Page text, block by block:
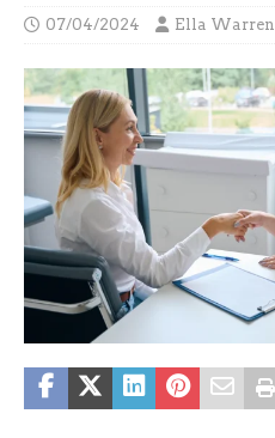
07/04/2024 Ella Warren